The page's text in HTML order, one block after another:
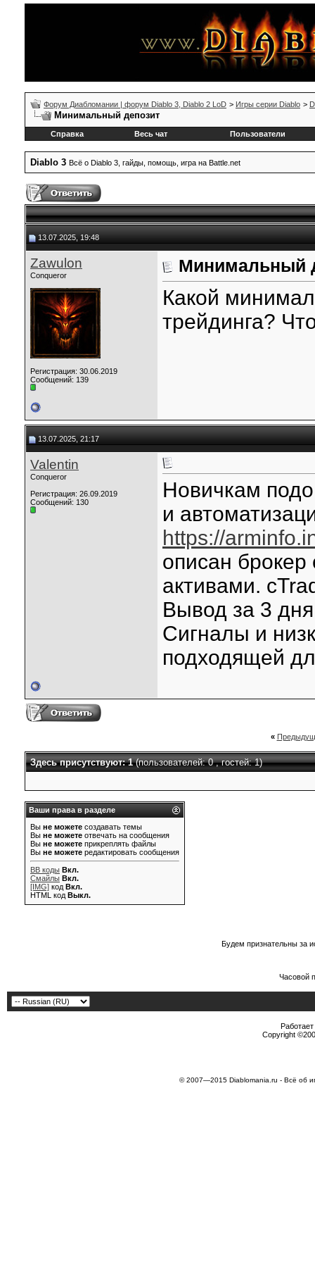
Форум Диабломании | форум Diablo 3, Diablo 2 LoD > Игры серии Diablo >
Минимальный депозит
Справка Весь чат Пользователи
Diablo 3 Всё о Diablo 3, гайды, помощь, игра на Battle.net
13.07.2025, 19:48
Zawulon
Conqueror
Регистрация: 30.06.2019
Сообщений: 139
Минимальный
Какой
трейдинга?
13.07.2025, 21:17
Valentin
Conqueror
Регистрация: 26.09.2019
Сообщений: 130
Новичкам
и
https://
описан
активами.
Вывод за 3
Сигналы и
подходящей
«
Здесь присутствуют: 1(пользователей: 0 , гостей: 1)
Ваши права в разделе
Вы не можете создавать темы
Вы не можете отвечать на сообщения
Вы не можете прикреплять файлы
Вы не можете редактировать сообщения
BB коды Вкл.
Смайлы Вкл.
[IMG] код Вкл.
HTML код Выкл.
Будем признательны за
Часовой
Copyright
© 2007—2015 Diablomania.ru - Всё об